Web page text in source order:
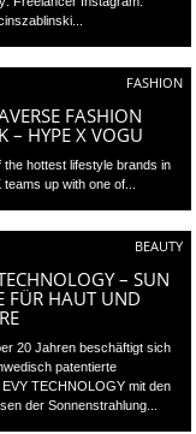
FASHION
FASHION
– HYPE X VOGU
the hottest lifestyle brands in
teams up with one of...
BEAUTY
– SUN
FÜR HAUT UND
20 Jahren beschäftigt sich
patentierte
TECHNOLOGY mit den
der Sonnenstrahlung...